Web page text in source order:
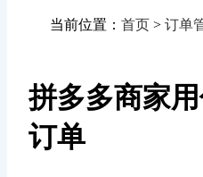
当前位置： 首页 > 订单
拼多多商家
订单